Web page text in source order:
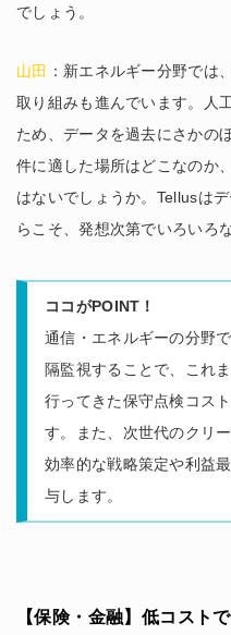
でしょう。
山田
：新エネルギー分野では
取り組みも進んでいます。人
ため、データを過去にさかの
件に適した場所はどこなのか
はないでしょうか。Tellusは
らこそ、発想次第でいろいろ
ココがPOINT！
通信・エネルギーの分野
隔監視することで、これ
行ってきた保守点検コス
す。また、次世代のクリ
効率的な戦略策定や利益
与します。
【保険・金融】低コスト